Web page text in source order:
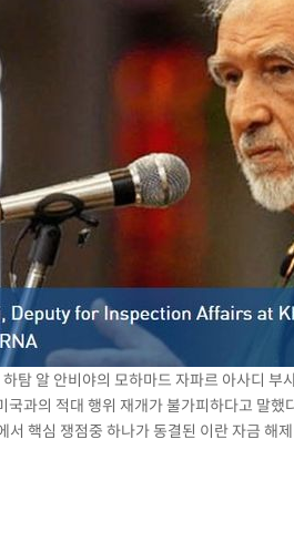
합…1%대 상승 출발
한 807.62개장
오른 6365.07 개장
발.. 14명 부상, 3명은 중
중대경보'
치로 남부 케슘섬에서 두차
품 15% 관세, 120일 후
령 서명
0.06%↓
탐 알 안비야의 모하마드 자파르 아사디
과의 적대 행위 재개가 불가피하다고 말
핵심 쟁점중 하나가 동결된 이란 자금 해